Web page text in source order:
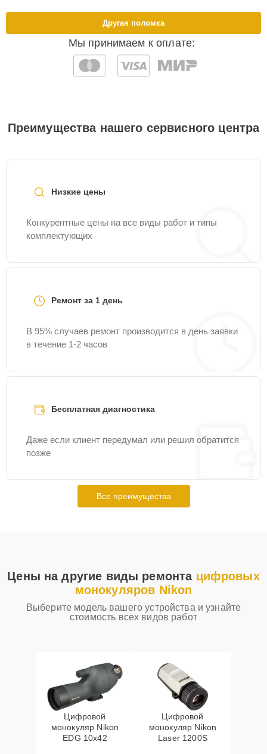
Мы принимаем к оплате:
Другая поломка
Преимущества нашего сервисного центра
Низкие цены
Конкурентные цены на все виды работ и типы
комплектующих
Ремонт за 1 день
В 95% случаев ремонт производится в день заявки
в течение 1-2 часов
Бесплатная диагностика
Даже если клиент передумал или решил обратится
позже
Все преимущества
Цены на другие виды ремонта цифровых
монокуляров Nikon
Выберите модель вашего устройства и узнайте
стоимость всех видов работ
Цифровой
монокуляр Nikon
EDG 10x42
Цифровой
монокуляр Nikon
Laser 1200S